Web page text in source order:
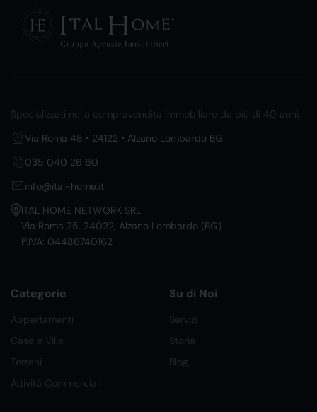
Specializzati nella compravendita immobiliare da più di 40 anni.
Via Roma 48 • 24122 • Alzano Lombardo BG
035 040 26 60
info@ital-home.it
ITAL HOME NETWORK SRL
Via Roma 25, 24022, Alzano Lombardo (BG)
P.IVA: 04486740162
Categorie
Appartamenti
Case e Ville
Terreni
Attività Commerciali
Su di Noi
Servizi
Storia
Blog